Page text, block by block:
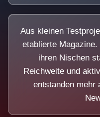
Aus kleinen
etablierte
ihren Nischen
Reichweite und
entstanden mehr